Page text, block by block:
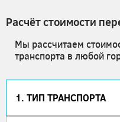
Расчёт стоимости
Мы рассчитаем
транспорта в любой
1. ТИП ТРАНСПОРТА